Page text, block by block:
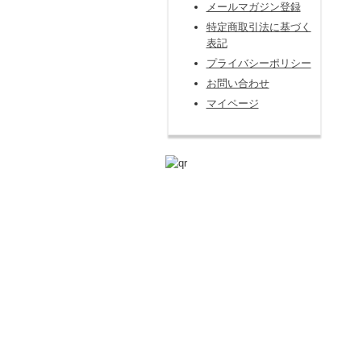
メールマガジン登録
特定商取引法に基づく
表記
プライバシーポリシー
お問い合わせ
マイページ